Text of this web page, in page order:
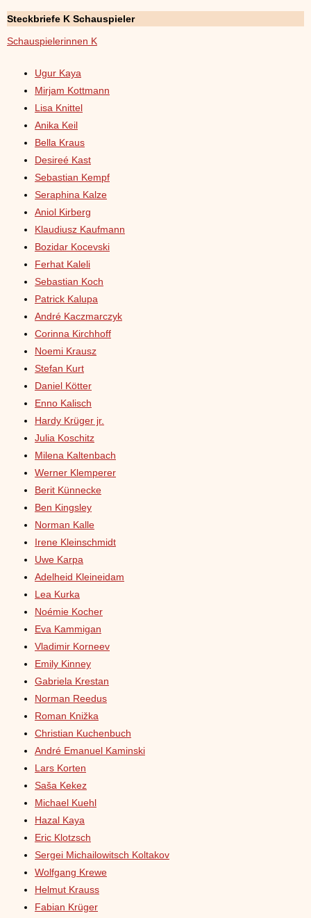
Steckbriefe K Schauspieler
Schauspielerinnen K
Ugur Kaya
Mirjam Kottmann
Lisa Knittel
Anika Keil
Bella Kraus
Desireé Kast
Sebastian Kempf
Seraphina Kalze
Aniol Kirberg
Klaudiusz Kaufmann
Bozidar Kocevski
Ferhat Kaleli
Sebastian Koch
Patrick Kalupa
André Kaczmarczyk
Corinna Kirchhoff
Noemi Krausz
Stefan Kurt
Daniel Kötter
Enno Kalisch
Hardy Krüger jr.
Julia Koschitz
Milena Kaltenbach
Werner Klemperer
Berit Künnecke
Ben Kingsley
Norman Kalle
Irene Kleinschmidt
Uwe Karpa
Adelheid Kleineidam
Lea Kurka
Noémie Kocher
Eva Kammigan
Vladimir Korneev
Emily Kinney
Gabriela Krestan
Norman Reedus
Roman Knižka
Christian Kuchenbuch
André Emanuel Kaminski
Lars Korten
Saša Kekez
Michael Kuehl
Hazal Kaya
Eric Klotzsch
Sergei Michailowitsch Koltakov
Wolfgang Krewe
Helmut Krauss
Fabian Krüger